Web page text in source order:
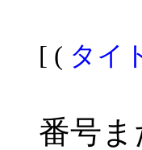
[ ( タイ
番号